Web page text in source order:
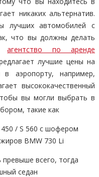
никаких альтернатив.
лучших автомобилей с
что вы должны делать
вагентство по аренде
лучшие цены на
аэропорту, например,
высококачественный
вы могли выбрать в
такие как
/ S 560 с шофером
BMW 730 Li
всего, тогда
седан